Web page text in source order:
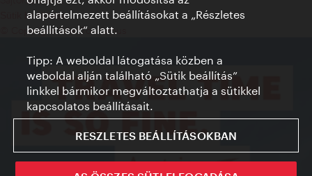
Sütik beállítása
© Copyright WienTourismus
alapértelmezett beállításokat a „Részletes
beállítások“ alatt.
Tipp: A weboldal látogatása közben a
weboldal alján található „Sütik beállítás”
linkkel bármikor megváltoztathatja a sütikkel
kapcsolatos beállításait.
RESZLETES BEÁLLÍTÁSOKBAN